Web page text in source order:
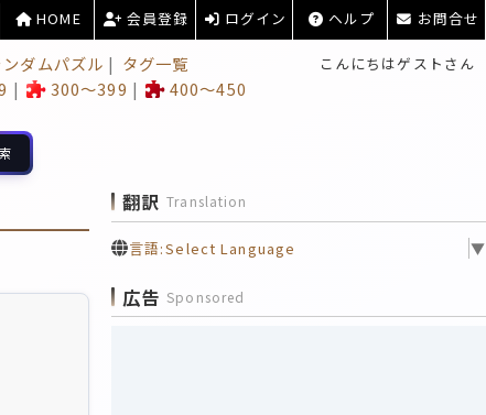
HOME 会員登録 ログイン ヘルプ お問合せ
こんにちはゲストさん
ンダムパズル
タグ一覧
300～399
400～450
翻訳 Translation
言語:Select Language ▼
広告 Sponsored